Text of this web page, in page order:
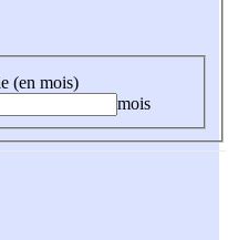
(en mois)
mois